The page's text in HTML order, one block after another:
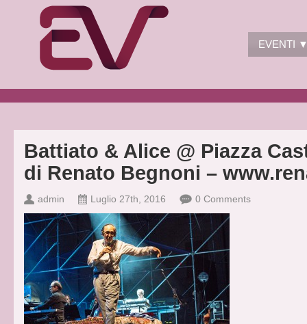
EVENTI
Battiato & Alice @ Piazza
di Renato Begnoni –
admin Luglio 27th, 2016 0 Comments